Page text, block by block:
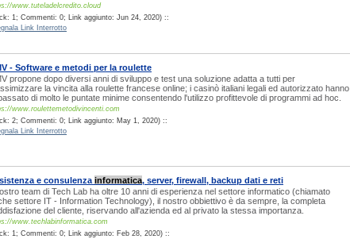
www.tuteladelcredito.cloud
1; Commenti: 0; Link aggiunto: Jun 24, 2020) ::
Link Interrotto
- Software e metodi per la roulette
propone dopo diversi anni di sviluppo e test una soluzione adatta a tutti per
la vincita alla roulette francese online; i casinò italiani legali ed autorizzato hanno
di molto le puntate minime consentendo l'utilizzo profittevole di programmi ad hoc.
www.roulettemetodivincenti.com
2; Commenti: 0; Link aggiunto: May 1, 2020) ::
Link Interrotto
e consulenza informatica, server, firewall, backup dati e reti
team di Tech Lab ha oltre 10 anni di esperienza nel settore informatico (chiamato
settore IT - Information Technology), il nostro obbiettivo è da sempre, la completa
del cliente, riservando all'azienda ed al privato la stessa importanza.
www.techlabinformatica.com
1; Commenti: 0; Link aggiunto: Feb 28, 2020) ::